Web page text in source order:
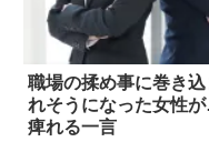
職場の揉め事に巻き込
れそうになった女性
痺れる一言